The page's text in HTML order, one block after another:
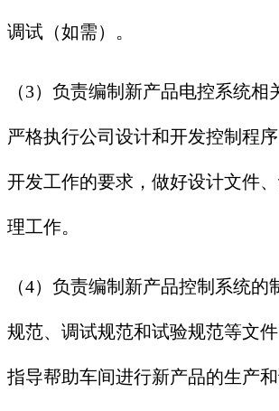
调试（如需）。
（3）负责编制新产品电控系统相
严格执行公司设计和开发控制程
开发工作的要求，做好设计文件
理工作。
（4）负责编制新产品控制系统的
规范、调试规范和试验规范等文
指导帮助车间进行新产品的生产